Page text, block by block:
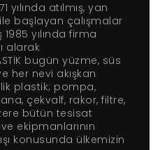
yılında atılmış, yan
başlayan çalışmalar
yılında firma
alarak
bugün yüzme, süs
her nevi akışkan
plastik; pompa,
çekvalf, rakor, filtre,
bütün tesisat
ekipmanlarının
konusunda ülkemizin